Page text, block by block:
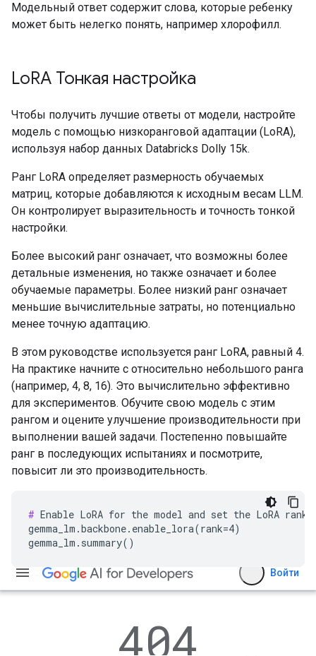
Response:
Plants make oxygen and glucose during the
How does photosynthesis occur in the cells of a
Модельный ответ содержит слова, которые ребенку
может быть нелегко понять, например хлорофилл.
LoRA Тонкая настройка
Чтобы получить лучшие ответы от модели, настройте
модель с помощью низкоранговой адаптации (LoRA),
используя набор данных Databricks Dolly 15k.
Ранг LoRA определяет размерность обучаемых
матриц, которые добавляются к исходным весам LLM.
Он контролирует выразительность и точность тонкой
настройки.
Более высокий ранг означает, что возможны более
детальные изменения, но также означает и более
обучаемые параметры. Более низкий ранг означает
меньшие вычислительные затраты, но потенциально
менее точную адаптацию.
В этом руководстве используется ранг LoRA, равный 4.
На практике начните с относительно небольшого ранга
(например, 4, 8, 16). Это вычислительно эффективно
для экспериментов. Обучите свою модель с этим
рангом и оцените улучшение производительности при
выполнении вашей задачи. Постепенно повышайте
ранг в последующих испытаниях и посмотрите,
повысит ли это производительность.
# Enable LoRA for the model and set the LoRA
gemma_lm.backbone.enable_lora(rank=4)